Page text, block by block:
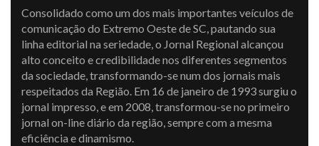
Consolidado como um dos mais importantes veículos de
comunicação do Extremo Oeste de SC, pautando sua
linha editorial na seriedade, o Jornal Regional alcançou
alto conceito e credibilidade nos diferentes segmentos
da sociedade, transformando-se num dos jornais mais
respeitados da Região. Em 16 de janeiro de 1993 surgiu o
jornal impresso, e em 2008, transformou-se no primeiro
jornal on-line diário da região, sempre com a mesma
eficiência e dinamismo.